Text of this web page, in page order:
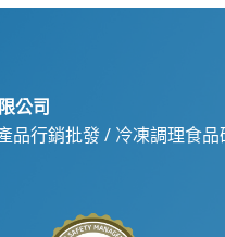
公司
品行銷批發 / 冷凍調理食品